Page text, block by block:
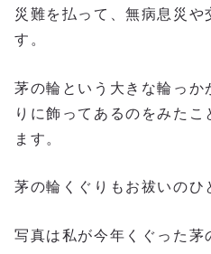
災難を払って、無病息災や
す。
茅の輪という大きな輪っか
りに飾ってあるのをみた
ます。
茅の輪くぐりもお祓いのひ
写真は私が今年くぐった茅